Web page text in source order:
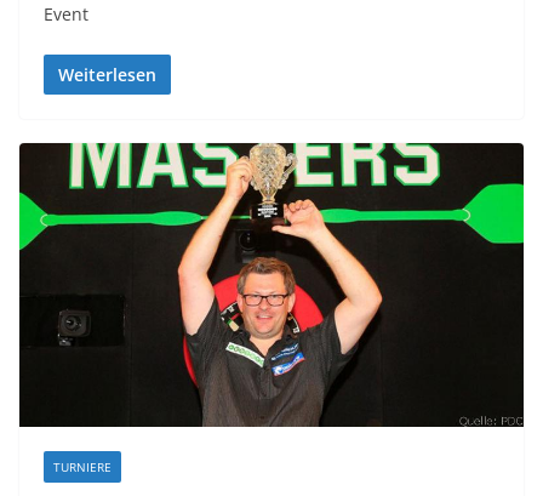
Event
Weiterlesen
TURNIERE